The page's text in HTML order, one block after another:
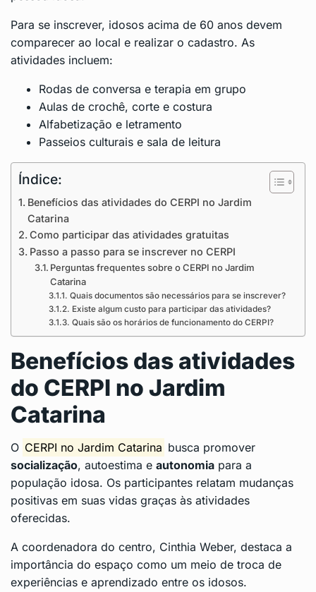
Para se inscrever, idosos acima de 60 anos devem
comparecer ao local e realizar o cadastro. As
atividades incluem:
Rodas de conversa e terapia em grupo
Aulas de crochê, corte e costura
Alfabetização e letramento
Passeios culturais e sala de leitura
Índice:
Benefícios das atividades do CERPI no Jardim
Catarina
Como participar das atividades gratuitas
Passo a passo para se inscrever no CERPI
Perguntas frequentes sobre o CERPI no Jardim
Catarina
Quais documentos são necessários para se inscrever?
Existe algum custo para participar das atividades?
Quais são os horários de funcionamento do CERPI?
Benefícios das atividades
do CERPI no Jardim
Catarina
O CERPI no Jardim Catarina busca promover
socialização, autoestima e autonomia para a
população idosa. Os participantes relatam mudanças
positivas em suas vidas graças às atividades
oferecidas.
A coordenadora do centro, Cinthia Weber, destaca a
importância do espaço como um meio de troca de
experiências e aprendizado entre os idosos.